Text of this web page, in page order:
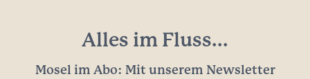
Alles im Fluss...
Mosel im Abo: Mit unserem Newsletter